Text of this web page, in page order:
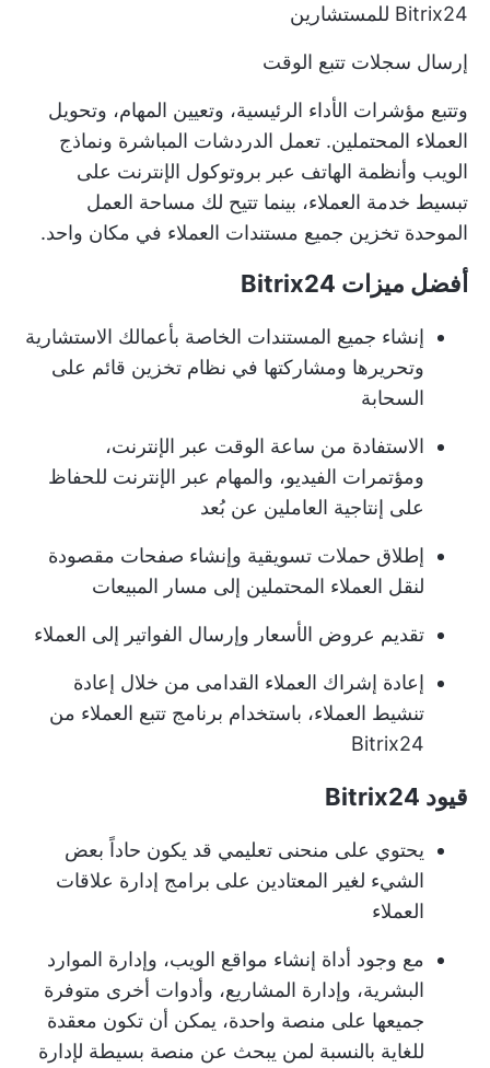
Bitrix24 للمستشارين
إرسال سجلات تتبع الوقت
وتتبع مؤشرات الأداء الرئيسية، وتعيين المهام، وتحويل
العملاء المحتملين. تعمل الدردشات المباشرة ونماذج
الويب وأنظمة الهاتف عبر بروتوكول الإنترنت على
تبسيط خدمة العملاء، بينما تتيح لك مساحة العمل
الموحدة تخزين جميع مستندات العملاء في مكان واحد.
أفضل ميزات Bitrix24
إنشاء جميع المستندات الخاصة بأعمالك الاستشارية
وتحريرها ومشاركتها في نظام تخزين قائم على
السحابة
الاستفادة من ساعة الوقت عبر الإنترنت،
ومؤتمرات الفيديو، والمهام عبر الإنترنت للحفاظ
على إنتاجية العاملين عن بُعد
إطلاق حملات تسويقية وإنشاء صفحات مقصودة
لنقل العملاء المحتملين إلى مسار المبيعات
تقديم عروض الأسعار وإرسال الفواتير إلى العملاء
إعادة إشراك العملاء القدامى من خلال إعادة
تنشيط العملاء، باستخدام برنامج تتبع العملاء من
Bitrix24
قيود Bitrix24
يحتوي على منحنى تعليمي قد يكون حاداً بعض
الشيء لغير المعتادين على برامج إدارة علاقات
العملاء
مع وجود أداة إنشاء مواقع الويب، وإدارة الموارد
البشرية، وإدارة المشاريع، وأدوات أخرى متوفرة
جميعها على منصة واحدة، يمكن أن تكون معقدة
للغاية بالنسبة لمن يبحث عن منصة بسيطة لإدارة